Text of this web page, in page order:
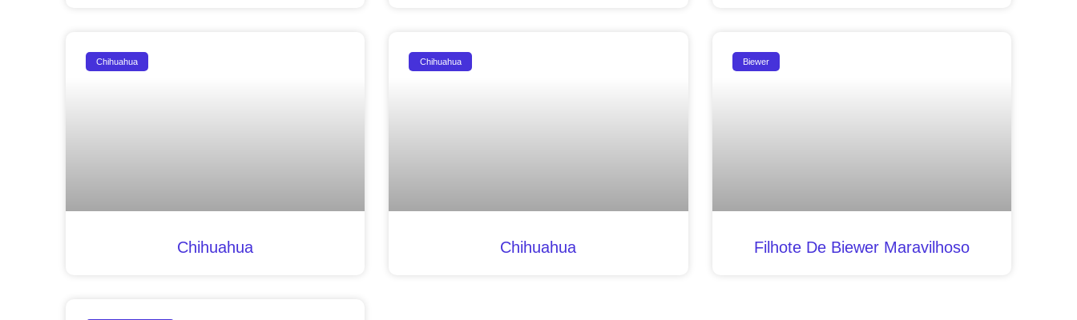
Chihuahua
Chihuahua
Chihuahua
Chihuahua
Biewer
Filhote De Biewer Maravilhoso